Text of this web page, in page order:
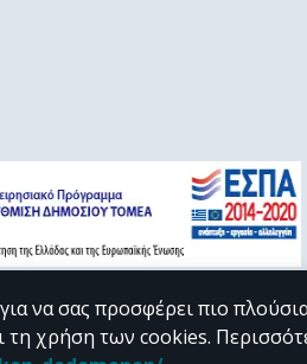
να σας προσφέρει πιο
τη χρήση των cookies.